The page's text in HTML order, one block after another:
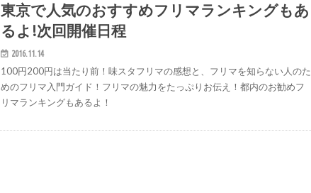
東京で人気のおすすめフリマランキングもあ
るよ!次回開催日程
2016.11.14
100円200円は当たり前！味スタフリマの感想と、フリマを知らない人のた
めのフリマ入門ガイド！フリマの魅力をたっぷりお伝え！都内のお勧めフ
リマランキングもあるよ！